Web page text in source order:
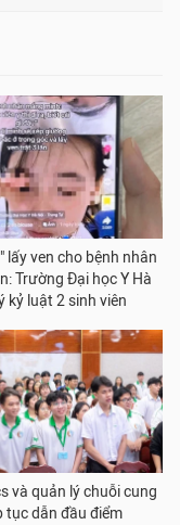
lấy ven cho bệnh nhân
Trường Đại học Y Hà
kỷ luật 2 sinh viên
và quản lý chuỗi cung
tục dẫn đầu điểm